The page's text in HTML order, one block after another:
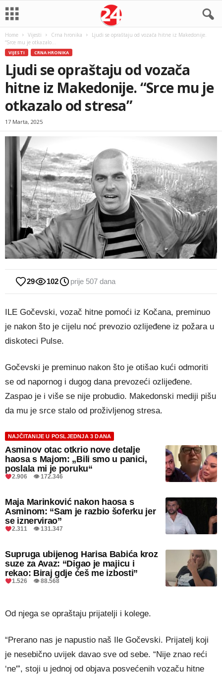
Home Vijesti Crna hronika
Ljudi se opraštaju od vozača hitne iz Makedonije.
“Srce mu je otkazalo...
VIJESTI CRNA HRONIKA
Ljudi se opraštaju od vozača
hitne iz Makedonije. “Srce mu je
otkazalo od stresa”
17 Marta, 2025
29 102 prije 507 dana
​ILE Gočevski, vozač hitne pomoći iz Kočana, preminuo
je nakon što je cijelu noć prevozio ozlijeđene iz požara u
diskoteci Pulse.
Gočevski je preminuo nakon što je otišao kući odmoriti
se od napornog i dugog dana prevozeći ozlijeđene.
Zaspao je i više se nije probudio. Makedonski mediji pišu
da mu je srce stalo od proživljenog stresa.
NAJČITANIJE U POSLJEDNJA 3 DANA
Asminov otac otkrio nove detalje
haosa s Majom: „Bili smo u panici,
poslala mi je poruku“
2.906 👁 172.346
Maja Marinković nakon haosa s
Asminom: “Sam je razbio šoferku jer
se iznervirao”
2.311 👁 131.347
Supruga ubijenog Harisa Babića kroz
suze za Avaz: “Digao je majicu i
rekao: Biraj gdje ćeš me izbosti”
1.526 👁 88.568
Od njega se opraštaju prijatelji i kolege.
“Prerano nas je napustio naš Ile Gočevski. Prijatelj koji
je nesebično uvijek davao sve od sebe. “Nije znao reći
‘ne'”, stoji u jednoj od objava posvećenih vozaču hitne